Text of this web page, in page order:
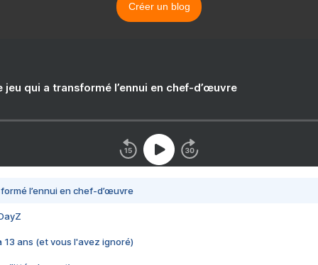
Créer un blog
jeu qui a transformé l’ennui en chef-d’œuvre
l’ennui en chef-d’œuvre
13 ans (et vous l'avez ignoré)